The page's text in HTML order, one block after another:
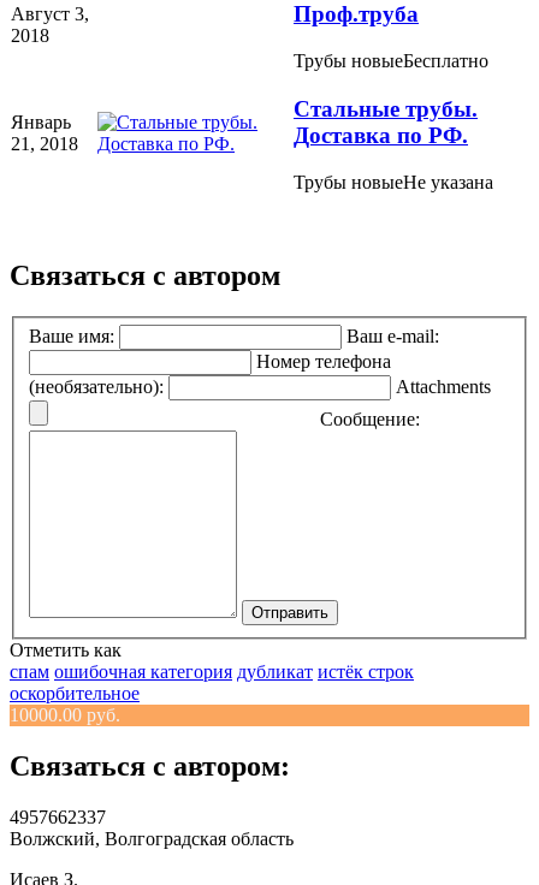
Август 3,
2018
Проф.труба
Трубы новыеБесплатно
Январь
21, 2018
Стальные трубы.
Доставка по РФ.
Трубы новыеНе указана
Связаться с автором
Ваше имя:
Ваш e-mail:
Номер телефона
(необязательно):
Attachments
Сообщение:
Отправить
Отметить как
спам ошибочная категория дубликат истёк строк
оскорбительное
10000.00 руб.
Связаться с автором:
4957662337
Волжский, Волгоградская область
Исаев З.